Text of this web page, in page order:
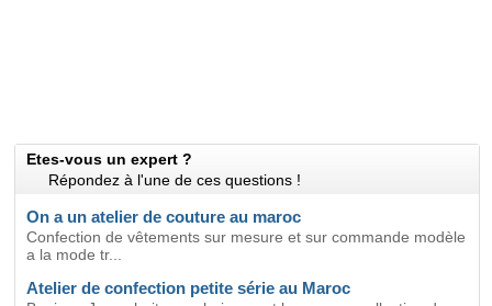
Etes-vous un expert ?
Répondez à l'une de ces questions !
On a un atelier de couture au maroc
Confection de vêtements sur mesure et sur commande modèle
a la mode tr...
Atelier de confection petite série au Maroc